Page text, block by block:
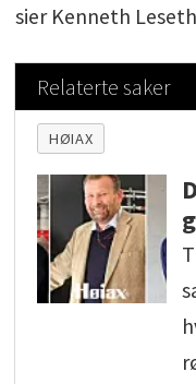
sier Kenneth
Relaterte saker
HØIAX